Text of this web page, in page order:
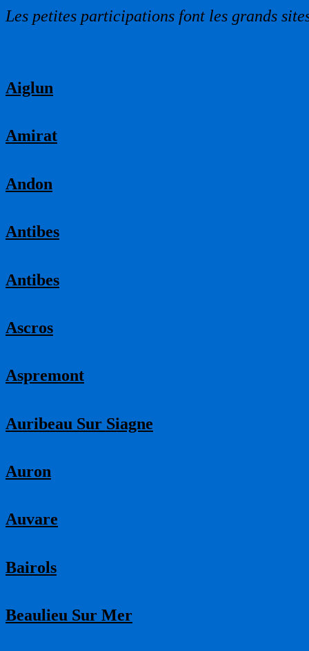
Les petites participations font les grands
Aiglun
Amirat
Andon
Antibes
Antibes
Ascros
Aspremont
Auribeau Sur Siagne
Auron
Auvare
Bairols
Beaulieu Sur Mer